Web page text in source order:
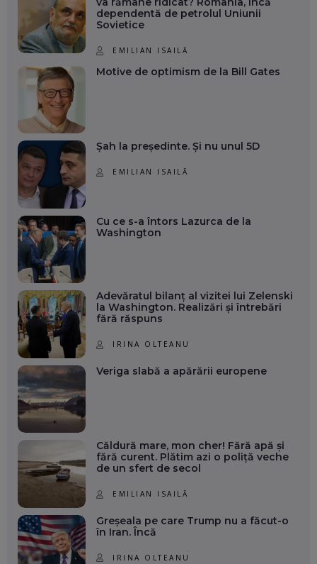
dependentă de petrolul Uniunii
Sovietice
EMILIAN ISAILĂ
Motive de optimism de la Bill Gates
Șah la președinte. Și nu unul 5D
EMILIAN ISAILĂ
Cu ce s-a întors Lazurca de la
Washington
Adevăratul bilanț al vizitei lui Zelenski
la Washington. Realizări și întrebări
fără răspuns
IRINA OLTEANU
Veriga slabă a apărării europene
Căldură mare, mon cher! Fără apă și
fără curent. Plătim azi o poliță veche
de un sfert de secol
EMILIAN ISAILĂ
Greșeala pe care Trump nu a făcut-o
în Iran. Încă
IRINA OLTEANU